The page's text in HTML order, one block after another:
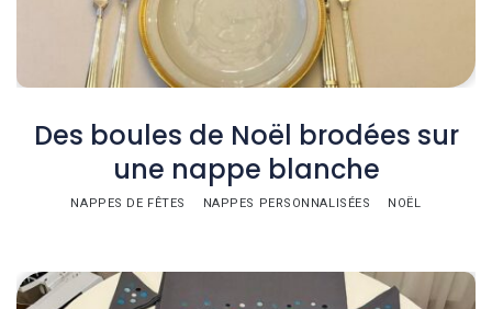
Des boules de Noël brodées sur
une nappe blanche
NAPPES DE FÊTES NAPPES PERSONNALISÉES NOËL